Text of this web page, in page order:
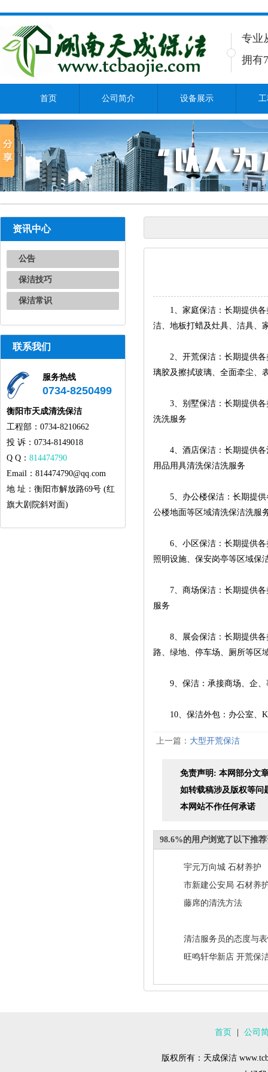
专业
拥有
首页 公司简介 设备展示
资讯中心
公告
保洁技巧
保洁常识
联系我们
服务热线
0734-8250499
衡阳市天成清洗保洁
工程部：0734-8210662
投 诉：0734-8149018
Q Q： 814474790
Email：814474790@qq.com
地 址：衡阳市解放路69号 (红
旗大剧院斜对面)
1、家庭保洁：长期提供各
洁、地板打蜡及灶具、洁具、
2、开荒保洁：长期提供各
璃胶及擦拭玻璃、全面牵尘、
3、别墅保洁：长期提供各
洗洗服务
4、酒店保洁：长期提供各
用品用具清洗保洁洗服务
5、办公楼保洁：长期提供
公楼地面等区域清洗保洁洗服
6、小区保洁：长期提供各
照明设施、保安岗亭等区域保
7、商场保洁：长期提供各
服务
8、展会保洁：长期提供各
路、绿地、停车场、厕所等区
9、保洁：承接商场、企、
10、保洁外包：办公室、
上一篇： 大型开荒保洁
免责声明: 本网部分文
如转载稿涉及版权等问
本网站不作任何承诺
98.6%的用户浏览了以下推
宇元万向城 石材养护
市新建公安局 石材养
藤席的清洗方法
清洁服务员的态度与
旺鸣轩华新店 开荒保
首页 公司
版权所有：天成保洁